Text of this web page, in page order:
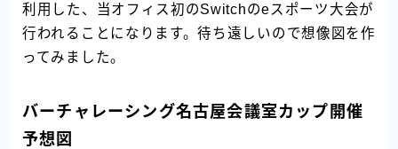
利用した、当オフィス初のSwitchのeスポーツ大会が
行われることになります。待ち遠しいので想像図を作
ってみました。
バーチャレーシング名古屋会議室カップ開催
予想図